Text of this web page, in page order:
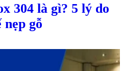
304 là gì? 5 lý do
nẹp gỗ